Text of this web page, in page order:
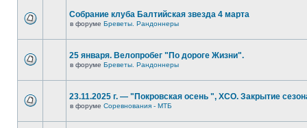
Собрание клуба Балтийская звезда 4 марта
в форуме Бреветы. Рандоннеры
25 января. Велопробег "По дороге Жизни".
в форуме Бреветы. Рандоннеры
23.11.2025 г. — "Покровская осень ", XCO. Закрытие
в форуме Соревнования - МТБ